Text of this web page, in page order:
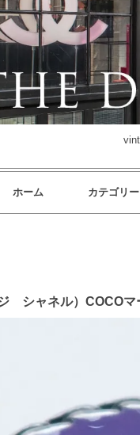
ホーム カテゴリ
シャネル）COCO